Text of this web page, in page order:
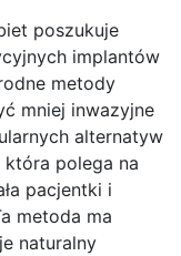
poszukuje
implantów
metody
mniej inwazyjne
alternatyw
która polega na
pacjentki i
metoda ma
naturalny